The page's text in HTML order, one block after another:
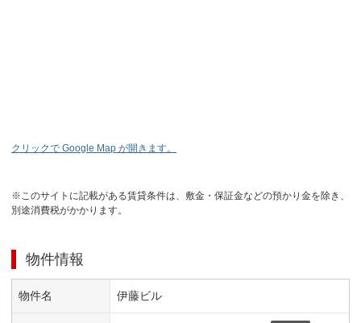
クリックで Google Map が開きます。
※このサイトに記載がある賃貸条件は、敷金・保証金などの預かり金を除き、
別途消費税がかかります。
物件情報
物件名 伊藤ビル